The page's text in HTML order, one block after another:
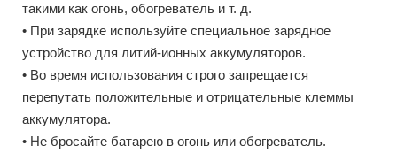
такими как огонь, обогреватель и т. д.
• При зарядке используйте специальное зарядное
устройство для литий-ионных аккумуляторов.
• Во время использования строго запрещается
перепутать положительные и отрицательные клеммы
аккумулятора.
• Не бросайте батарею в огонь или обогреватель.